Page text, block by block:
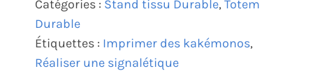
Catégories : Stand tissu Durable,Totem
Durable
Étiquettes : Imprimer des kakémonos,
Réaliser une signalétique